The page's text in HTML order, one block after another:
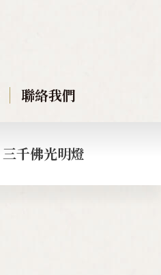
三千佛光明燈
聯絡我們